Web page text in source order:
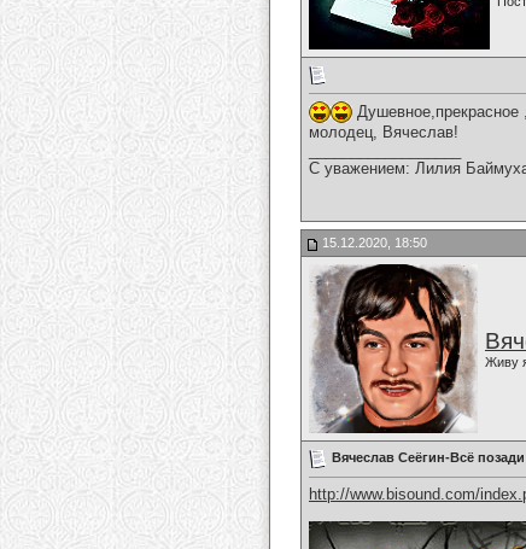
Душевное,прекрасное
молодец, Вячеслав!
С уважением: Лилия
15.12.2020, 18:50
Живу
Вячеслав Сеёгин-Всё позади
http://www.bisound.com/